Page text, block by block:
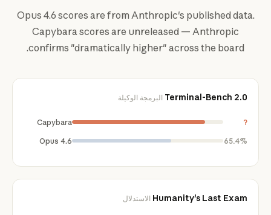
Opus 4.6 scores are from Anthropic's published data.
Capybara scores are unreleased — Anthropic
confirms "dramatically higher" across the board.
Terminal-Bench 2.0 البرمجة الوكيلة
Capybara ?
Opus 4.6 65.4%
Humanity's Last Exam الاستدلال